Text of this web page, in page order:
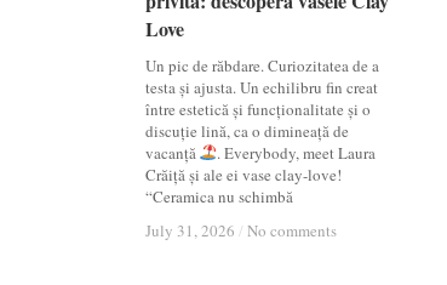
Love
Un pic de răbdare. Curiozitatea de a
testa și ajusta. Un echilibru fin creat
între estetică și funcționalitate și o
discuție lină, ca o dimineață de
vacanță
. Everybody, meet Laura
Crăiță și ale ei vase clay-love!
“Ceramica nu schimbă
July 31, 2026 / No comments
Love
July 31, 2026 / No comments